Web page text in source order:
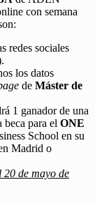
con semana
redes sociales
los datos
de Máster de
1 ganador de una
beca para el ONE
School en su
Madrid o
20 de mayo de